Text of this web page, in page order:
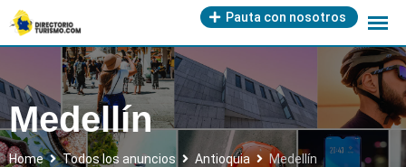
Skip
to
content
Pauta con nosotros
Medellín
Home Todos los anuncios Antioquia Medellín